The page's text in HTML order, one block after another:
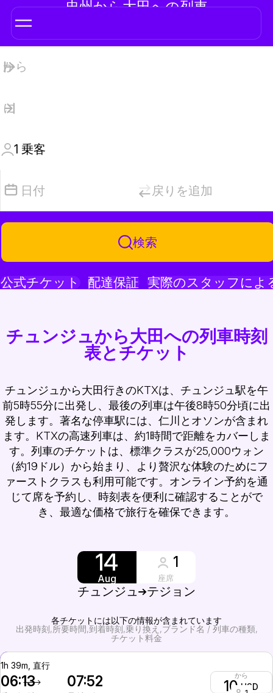
忠州から大田への列車
1 乗客
日付 戻りを追加
検索
公式チケット 配達保証 実際のスタッフによ
チュンジュから大田への列車時刻
表とチケット
チュンジュから大田行きのKTXは、チュンジュ駅を午
前5時55分に出発し、最後の列車は午後8時50分頃に出
発します。著名な停車駅には、仁川とオソンが含まれ
ます。KTXの高速列車は、約1時間で距離をカバーしま
す。列車のチケットは、標準クラスが25,000ウォン
（約19ドル）から始まり、より贅沢な体験のためにフ
ァーストクラスも利用可能です。オンライン予約を通
じて席を予約し、時刻表を便利に確認することがで
き、最適な価格で旅行を確保できます。
14
Aug
1
座席
チュンジュ テジョン
各チケットには以下の情報が含まれています
出発時刻 所要時間 到着時刻 乗り換え
ブランド名 / 列車の種類
チケット料金
1h 39m, 直行
06:13 07:52 から
10USD